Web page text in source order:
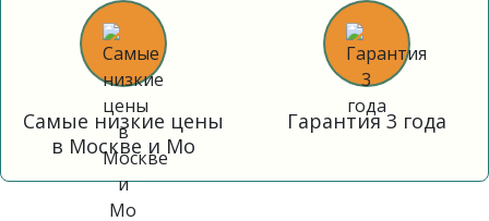
Самые низкие цены
в Москве и Мо
Гарантия 3 года